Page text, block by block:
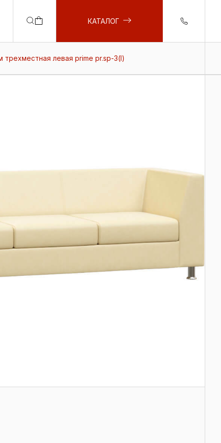
КАТАЛОГ
трехместная левая prime pr.sp-3(l)